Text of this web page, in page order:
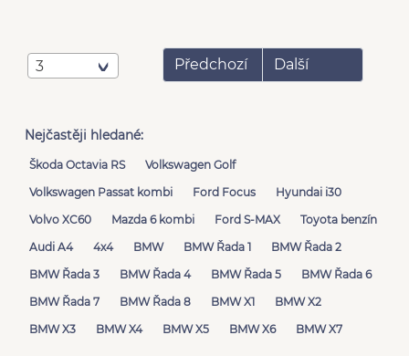
3 Předchozí Další
Nejčastěji hledané:
Škoda Octavia RS
Volkswagen Golf
Volkswagen Passat kombi
Ford Focus
Hyundai i30
Volvo XC60
Mazda 6 kombi Ford S-MAX
Toyota benzín
Audi A4
4x4 BMW BMW Řada 1
BMW Řada 2
BMW Řada 3
BMW Řada 4 BMW Řada 5
BMW Řada 6
BMW Řada 7
BMW Řada 8 BMW X1
BMW X2
BMW X3
BMW X4 BMW X5 BMW X6 BMW X7